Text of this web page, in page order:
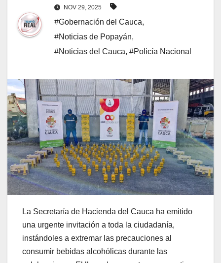
NOV 29, 2025
#Gobernación del Cauca,
#Noticias de Popayán,
#Noticias del Cauca, #Policía Nacional
La Secretaría de Hacienda del Cauca ha emitido
una urgente invitación a toda la ciudadanía,
instándoles a extremar las precauciones al
consumir bebidas alcohólicas durante las